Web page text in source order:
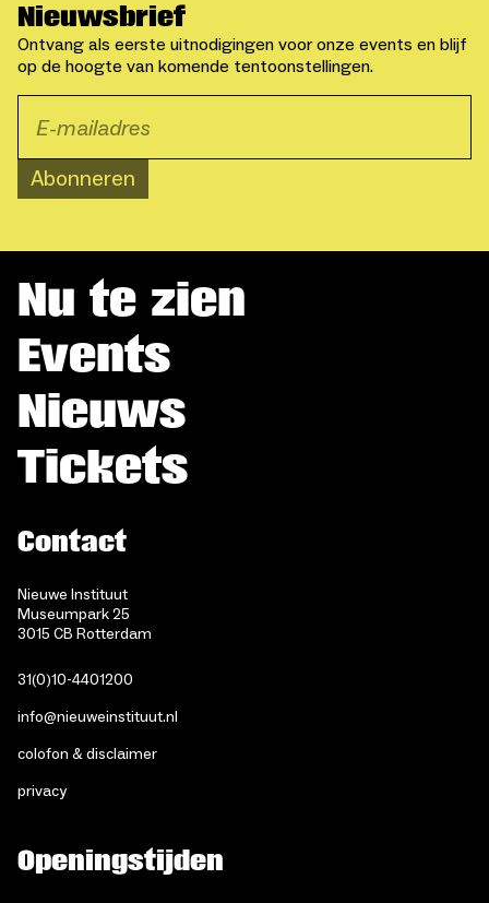
Nieuwsbrief
Ontvang als eerste uitnodigingen voor onze events en blijf
op de hoogte van komende tentoonstellingen.
Abonneren
Nu te zien
Events
Nieuws
Tickets
Contact
Nieuwe Instituut
Museumpark 25
3015 CB Rotterdam
31(0)10-4401200
info@nieuweinstituut.nl
colofon & disclaimer
privacy
Openingstijden